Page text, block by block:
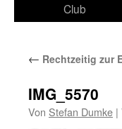
Club
← Rechtzeitig zur
IMG_5570
Von Stefan Dumke |